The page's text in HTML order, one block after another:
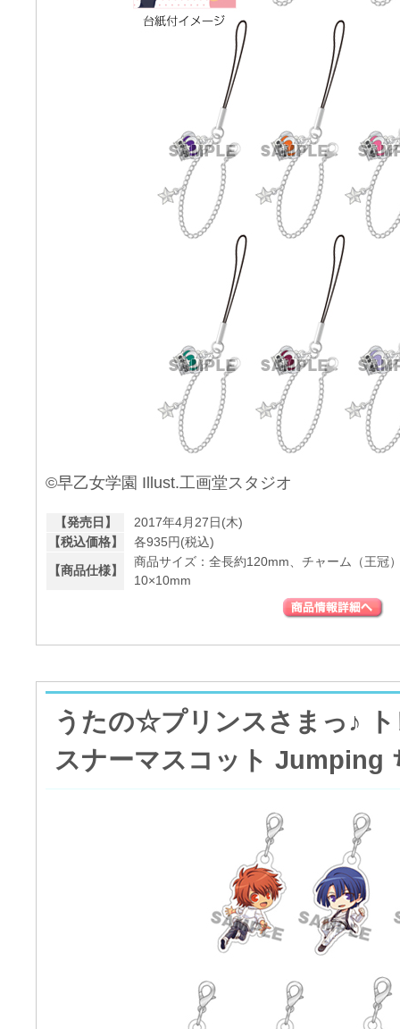
©早乙女学園 Illust.工画堂スタジオ
【発売日】
2017年4月27日(木)
【税込価格】
各935円(税込)
【商品仕様】
商品サイズ：全長約120mm、チャーム（王冠
10×10mm
うたの☆プリンスさまっ♪
スナーマスコット Jumping